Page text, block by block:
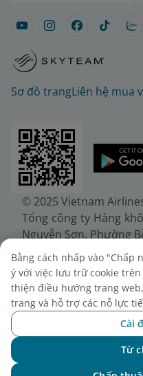
Sơ đồ trangLiên hệ mua
© 2025 Vietnam Airlines
Tổng công ty Hàng
Nguyễn Sơn, Phường
Điện thoại: (+84-24)
38722375
Giấy chứng nhận
doanh nghiệp
30/6/2010, đăng
24/7/2025, cấp bởi Sở
Bằng cách nhấp vào "Chấp
ý với việc lưu trữ cookie
thiện điều hướng trang
trang và hỗ trợ các nỗ lực
Cài
Từ